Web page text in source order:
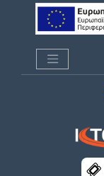
Μετάβαση
ΚΤΕΛ Ν.